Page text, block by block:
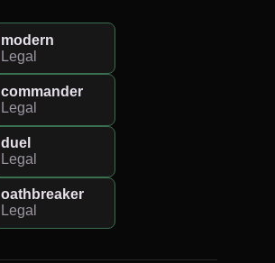
modern
Legal
commander
Legal
duel
Legal
oathbreaker
Legal